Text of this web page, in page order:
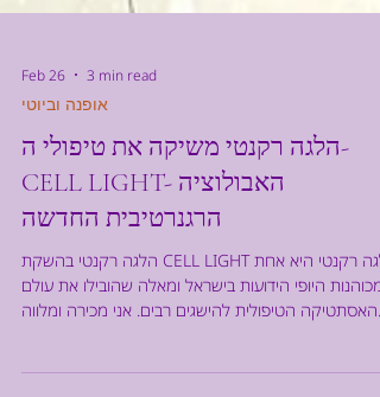
Feb 26 3 min read
אופנה וביוטי
CELL LIGHT- האבולוציה